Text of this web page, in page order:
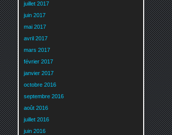
juillet 2017
juin 2017
mai 2017
avril 2017
mars 2017
février 2017
janvier 2017
octobre 2016
septembre 2016
août 2016
juillet 2016
juin 2016